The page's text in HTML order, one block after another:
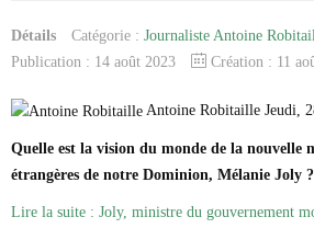
Sophie Durocher
Thomas Mulcair
Détails Catégorie : Journaliste Antoine
Publication : 14 août 2023
Création : 11
Antoine Robitaille Jeudi,
Quelle est la vision du monde de la nouvelle
étrangères de notre Dominion, Mélanie Joly ?
Lire la suite : Joly, ministre du gouvernement